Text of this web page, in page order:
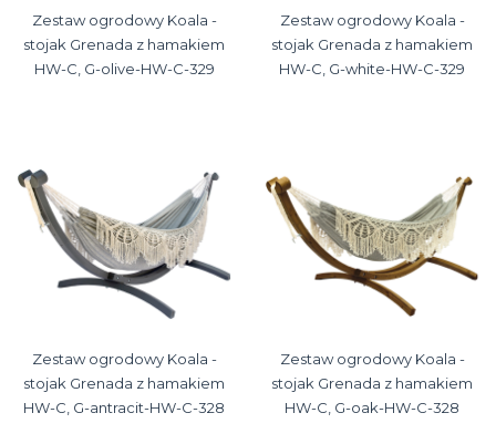
Zestaw ogrodowy Koala -
stojak Grenada z hamakiem
HW-C, G-olive-HW-C-329
Zestaw ogrodowy Koala -
stojak Grenada z hamakiem
HW-C, G-white-HW-C-329
Zestaw ogrodowy Koala -
stojak Grenada z hamakiem
HW-C, G-antracit-HW-C-328
Zestaw ogrodowy Koala -
stojak Grenada z hamakiem
HW-C, G-oak-HW-C-328